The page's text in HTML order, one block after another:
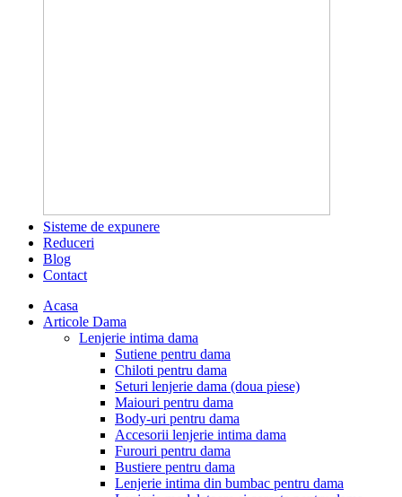
Sisteme de expunere
Reduceri
Blog
Contact
Acasa
Articole Dama
Lenjerie intima dama
Sutiene pentru dama
Chiloti pentru dama
Seturi lenjerie dama (doua piese)
Maiouri pentru dama
Body-uri pentru dama
Accesorii lenjerie intima dama
Furouri pentru dama
Bustiere pentru dama
Lenjerie intima din bumbac pentru dama